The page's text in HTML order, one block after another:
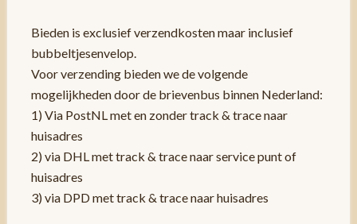
Bieden is exclusief verzendkosten maar inclusief
bubbeltjesenvelop.
Voor verzending bieden we de volgende
mogelijkheden door de brievenbus binnen Nederland:
1) Via PostNL met en zonder track & trace naar
huisadres
2) via DHL met track & trace naar service punt of
huisadres
3) via DPD met track & trace naar huisadres